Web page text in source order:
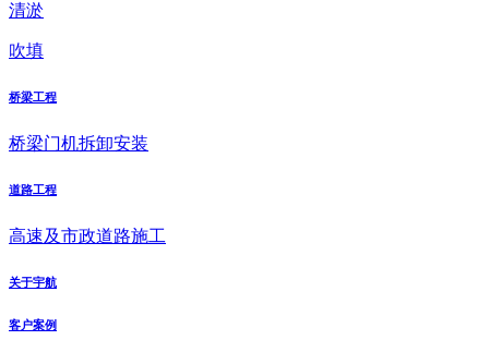
清淤
吹填
桥梁工程
桥梁门机拆卸安装
道路工程
高速及市政道路施工
关于宇航
客户案例